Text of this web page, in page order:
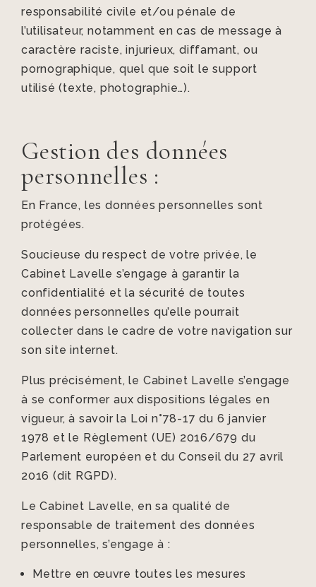
responsabilité civile et/ou pénale de
l’utilisateur, notamment en cas de message à
caractère raciste, injurieux, diffamant, ou
pornographique, quel que soit le support
utilisé (texte, photographie…).
Gestion des données
personnelles :
En France, les données personnelles sont
protégées.
Soucieuse du respect de votre privée, le
Cabinet Lavelle s’engage à garantir la
confidentialité et la sécurité de toutes
données personnelles qu’elle pourrait
collecter dans le cadre de votre navigation sur
son site internet.
Plus précisément, le Cabinet Lavelle s’engage
à se conformer aux dispositions légales en
vigueur, à savoir la Loi n°78-17 du 6 janvier
1978 et le Règlement (UE) 2016/679 du
Parlement européen et du Conseil du 27 avril
2016 (dit RGPD).
Le Cabinet Lavelle, en sa qualité de
responsable de traitement des données
personnelles, s’engage à :
Mettre en œuvre toutes les mesures